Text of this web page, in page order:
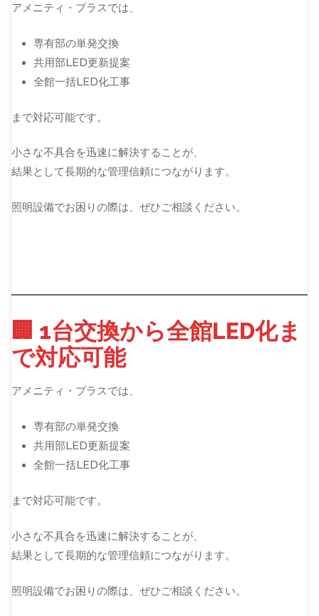
アメニティ・プラスでは、
専有部の単発交換
共用部LED更新提案
全館一括LED化工事
まで対応可能です。
小さな不具合を迅速に解決することが、
結果として長期的な管理信頼につながります。
照明設備でお困りの際は、ぜひご相談ください。
🏢 1台交換から全館LED化ま
で対応可能
アメニティ・プラスでは、
専有部の単発交換
共用部LED更新提案
全館一括LED化工事
まで対応可能です。
小さな不具合を迅速に解決することが、
結果として長期的な管理信頼につながります。
照明設備でお困りの際は、ぜひご相談ください。